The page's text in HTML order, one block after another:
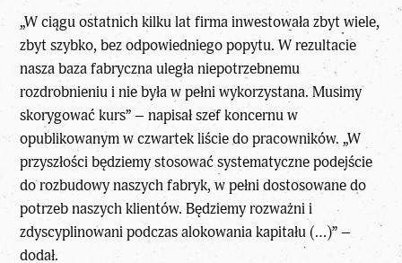
„W ciągu ostatnich kilku lat firma inwestowała zbyt wiele,
zbyt szybko, bez odpowiedniego popytu. W rezultacie
nasza baza fabryczna uległa niepotrzebnemu
rozdrobnieniu i nie była w pełni wykorzystana. Musimy
skorygować kurs” – napisał szef koncernu w
opublikowanym w czwartek liście do pracowników. „W
przyszłości będziemy stosować systematyczne podejście
do rozbudowy naszych fabryk, w pełni dostosowane do
potrzeb naszych klientów. Będziemy rozważni i
zdyscyplinowani podczas alokowania kapitału (…)” –
dodał.